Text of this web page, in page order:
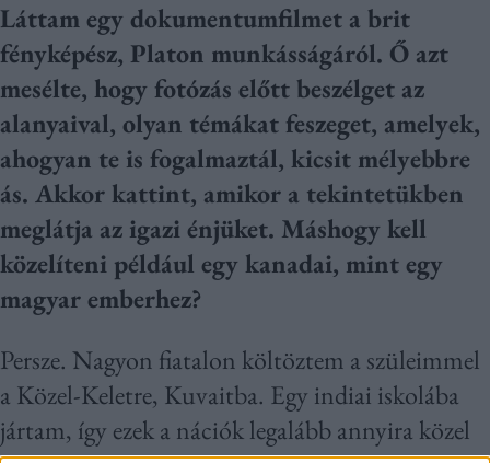
Láttam egy dokumentumfilmet a brit
fényképész, Platon munkásságáról. Ő azt
mesélte, hogy fotózás előtt beszélget az
alanyaival, olyan témákat feszeget, amelyek,
ahogyan te is fogalmaztál, kicsit mélyebbre
ás. Akkor kattint, amikor a tekintetükben
meglátja az igazi énjüket. Máshogy kell
közelíteni például egy kanadai, mint egy
magyar emberhez?
Persze. Nagyon fiatalon költöztem a szüleimmel
a Közel-Keletre, Kuvaitba. Egy indiai iskolába
jártam, így ezek a nációk legalább annyira közel